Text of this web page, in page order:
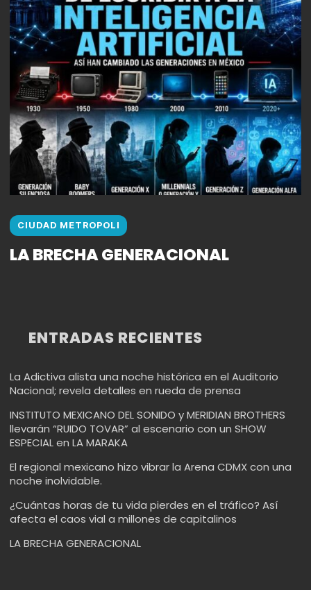
CIUDAD METROPOLI
LA BRECHA GENERACIONAL
ENTRADAS RECIENTES
La Adictiva alista una noche histórica en el Auditorio
Nacional; revela detalles en rueda de prensa
INSTITUTO MEXICANO DEL SONIDO y MERIDIAN BROTHERS
llevarán “RUIDO TOVAR” al escenario con un SHOW
ESPECIAL en LA MARAKA
El regional mexicano hizo vibrar la Arena CDMX con una
noche inolvidable.
¿Cuántas horas de tu vida pierdes en el tráfico? Así
afecta el caos vial a millones de capitalinos
LA BRECHA GENERACIONAL